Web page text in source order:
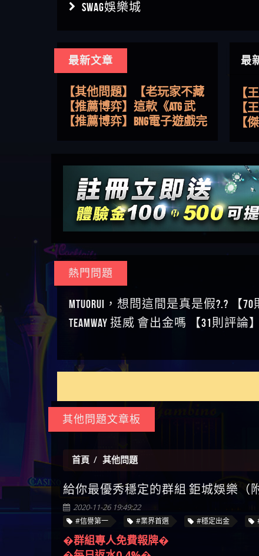
SWAG娛樂城
最新文章
【其他問題】用理性數據指
路，開啟你的高回報娛樂之
旅
【其他問題】【老玩家不藏
私】2025 線上老虎機這樣
挑！RTP、波動率和平台安全
【推薦博弈】這款《ATG 武
俠》老虎機真的猛！玩過才
【推薦博弈】BNG電子遊戲完
玩法攻略，輕鬆稱霸老虎
機！
資詐騙套路緊急追討賴
zg369」力智投資是不是詐騙
力智投資是真的嗎 力智投資
是詐騙嗎 南部老翁還在癡迷
力智投資高回報獲利 請不要
【其他問題】 【遇天盛商行
詐騙追回資金賴zg369】天盛
商行詐騙 天盛商行是不是詐
騙 天盛商行是真的嗎 天盛商
行是詐騙嗎 被天盛商行詐騙
【其他問題】 受害者援助賴
【zg369】退休老翁被大戶e點
靈詐騙痛不欲生 大戶e點靈是
真的嗎 大戶e點靈是不是詐騙
靈無法出金 （大戶e點靈）教
你如何規避詐騙陷阱
【其他問題】 弘記投資詐騙
持續收割國人中【免費討回
資金賴zg369】弘記投資是詐
記投資是真的嗎 被弘記投資
詐騙的錢怎麼辦 本文教你如
何拿回被騙資金
【其他問題】 被騙追回賴
【zg369】KnTop利用新型詐騙
KnTop是不是詐騙 KnTop是詐騙
嗎 【KnTop】KnTop無法出金 被
KnTop詐騙的錢一招拿回
【其他問題】機台運算專案
討回資金賴zg369】機台運算
專案是詐騙嗎 機台運算專案
是不是詐騙 機台運算專案是
真的嗎 被機台運算專案詐騙
的錢怎麼辦 本文教你如何拿
回被騙資金
續收割國人中【免費討回資
金賴zg369】Hoyabit是詐騙嗎
Hoyabit是不是詐騙 Hoyabit是真
的嗎 被HoyabitHoyabit詐騙的錢
怎麼辦 本文教你如何拿回被
騙資金
【其他問題】KS.M多元化行銷
詐騙持續收割國人中【免費
討回資金賴zg369】KS.M多元化
行銷是詐騙嗎 KS.M多元化行
銷是不是詐騙 KS.M多元化行
銷是真的嗎 被KS.M多元化行
如何拿回被騙資金
【其他問題】免費追回賴
「zg369」深度解析野原家
Family & Love如何詐騙 野原家
Family & Love是不是詐騙 野原家
Family & Love是真的嗎 野原家
通報野原家 Family & Love是詐騙
平台 請遠離
【其他問題】元盈橋詐騙持
續收割國人中【免費討回資
金賴zg369】元盈橋是詐騙嗎
元盈橋是不是詐騙 元盈橋是
麼辦 本文教你如何拿回被騙
資金
【其他問題】被騙追回賴
【zg369】M.L.Edge利用新型詐
騙手法欺詐群眾 M.L.Edge是真
M.L.Edge是詐騙嗎 【M.L.Edge】
M.L.Edge無法出金 被M.L.Edge詐
【其他問題】 Robinhood詐騙
持續收割國人中【免費討回
嗎 Robinhood是不是詐騙
Robinhood是真的嗎 被Robinhood
何拿回被騙資金
【其他問題】FLTO詐騙持續收
zg369】FLTO是詐騙嗎 FLTO是不
是詐騙 FLTO是真的嗎 被FLTO詐
拿回被騙資金
【zg369】八旬老翁被ALYWS詐
騙家破人亡 ALYWS是真的嗎
嗎 （ALYWS）無法出金 請小心
群組暗椿
【其他問題】 一招教你揭秘
新型詐騙手法 （受害者免費
是不是詐騙 當當是真的嗎 當
當是詐騙嗎 六旬老婦深信當
當高獲利回報被騙的家破人
【其他問題】用理性數據指
旅
私】2025 線上老虎機這樣
挑！RTP、波動率和平台安全
的全攻略！
【推薦博弈】這款《ATG 武
俠》老虎機真的猛！玩過才
知道什麼叫超過3萬種中獎方
【推薦博弈】BNG電子遊戲完
整攻略！熱門老虎機、集鴻
【其他問題】【2025】ATG試
玩法攻略，輕鬆稱霸老虎
機！
資詐騙套路緊急追討賴
zg369」力智投資是不是詐騙
力智投資是真的嗎 力智投資
是詐騙嗎 南部老翁還在癡迷
力智投資高回報獲利 請不要
在匯款
【其他問題】 【遇天盛商行
詐騙追回資金賴zg369】天盛
商行詐騙 天盛商行是不是詐
騙 天盛商行是真的嗎 天盛商
行是詐騙嗎 被天盛商行詐騙
一招教你拿回
【其他問題】 受害者援助賴
【zg369】退休老翁被大戶e點
靈詐騙痛不欲生 大戶e點靈是
真的嗎 大戶e點靈是不是詐騙
大戶e點靈是詐騙嗎 大戶e點
靈無法出金 （大戶e點靈）教
【其他問題】 弘記投資詐騙
持續收割國人中【免費討回
資金賴zg369】弘記投資是詐
騙嗎 弘記投資是不是詐騙 弘
記投資是真的嗎 被弘記投資
【其他問題】 被騙追回賴
【zg369】KnTop利用新型詐騙
手法欺詐群眾 KnTop是真的嗎
KnTop是不是詐騙 KnTop是詐騙
【其他問題】機台運算專案
詐騙持續收割國人中【免費
討回資金賴zg369】機台運算
【其他問題】 Hoyabit詐騙持
續收割國人中【免費討回資
【其他問題】KS.M多元化行銷
最
【
【
皇
【
【
了
【
接
【
是
【
【
對
【
【
平台
【
在
【
【
會
【王
【
皇
【
是
【
對
【
熱門問題
MTUORUi，想問這間是真是假?.? 【70
首頁 其他問題
給你最優秀穩定的群組 鉅城娛樂（
#信譽第一 #業界首選